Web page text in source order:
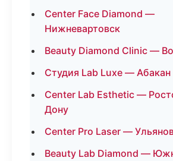
Center Face Diamond —
Нижневартовск
Beauty Diamond Clinic —
Студия Lab Luxe — Абакан
Center Lab Esthetic —
Дону
Center Pro Laser —
Beauty Lab Diamond —